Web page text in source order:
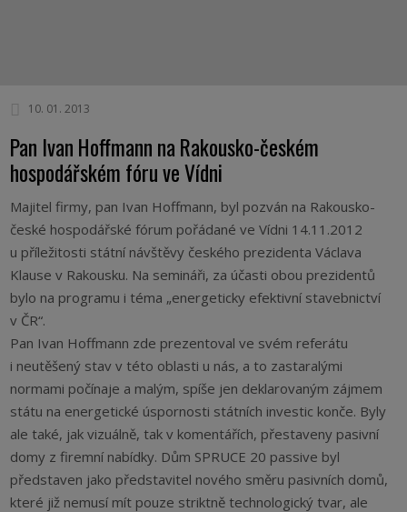
10. 01. 2013
Pan Ivan Hoffmann na Rakousko-českém
hospodářském fóru ve Vídni
Majitel firmy, pan Ivan Hoffmann, byl pozván na Rakousko-
české hospodářské fórum pořádané ve Vídni 14.11.2012
u příležitosti státní návštěvy českého prezidenta Václava
Klause v Rakousku. Na semináři, za účasti obou prezidentů
bylo na programu i téma „energeticky efektivní stavebnictví
v ČR“.
Pan Ivan Hoffmann zde prezentoval ve svém referátu
i neutěšený stav v této oblasti u nás, a to zastaralými
normami počínaje a malým, spíše jen deklarovaným zájmem
státu na energetické úspornosti státních investic konče. Byly
ale také, jak vizuálně, tak v komentářích, přestaveny pasivní
domy z firemní nabídky. Dům SPRUCE 20 passive byl
představen jako představitel nového směru pasivních domů,
které již nemusí mít pouze striktně technologický tvar, ale